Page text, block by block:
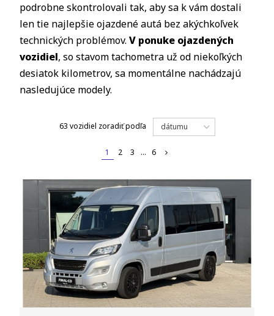
podrobne skontrolovali tak, aby sa k vám dostali
len tie najlepšie ojazdené autá bez akýchkoľvek
technických problémov. V ponuke ojazdených
vozidiel, so stavom tachometra už od niekoľkých
desiatok kilometrov, sa momentálne nachádzajú
nasledujúce modely.
63 vozidiel zoradiť podľa dátumu
1 2 3 ... 6